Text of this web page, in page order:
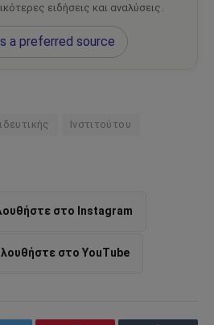
ειδήσεις και αναλύσεις.
a preferred source
Ινστιτούτου
στο Instagram
στο YouTube